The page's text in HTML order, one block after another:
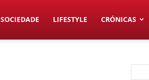
SOCIEDADE LIFESTYLE CRÓNICAS